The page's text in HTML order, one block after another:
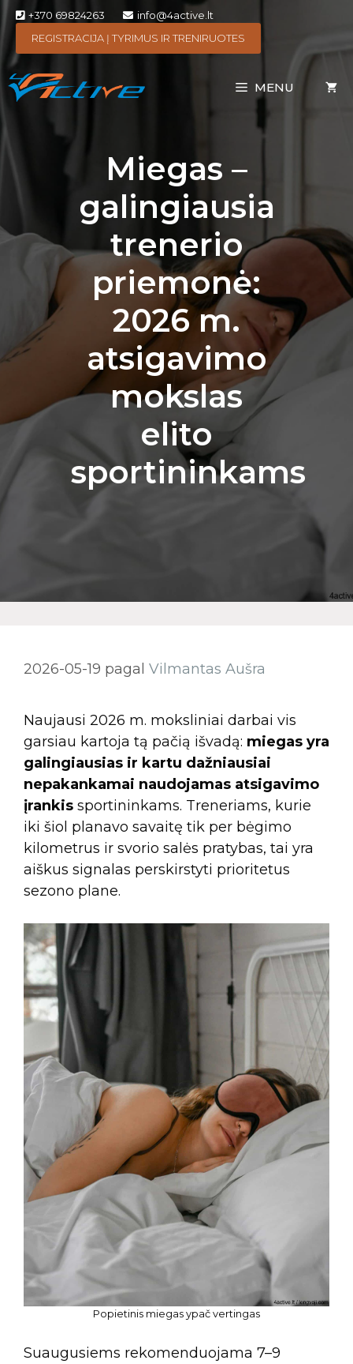
+370 69824263
info@4active.lt
REGISTRACIJA Į TYRIMUS IR TRENIRUOTES
MENU
Miegas –
galingiausia
trenerio
priemonė:
2026 m.
atsigavimo
mokslas
elito
sportininkams
2026-05-19 pagal Vilmantas Aušra
Naujausi 2026 m. moksliniai darbai vis
garsiau kartoja tą pačią išvadą: miegas yra
galingiausias ir kartu dažniausiai
nepakankamai naudojamas atsigavimo
įrankis sportininkams. Treneriams, kurie
iki šiol planavo savaitę tik per bėgimo
kilometrus ir svorio salės pratybas, tai yra
aiškus signalas perskirstyti prioritetus
sezono plane.
Popietinis miegas ypač vertingas
Suaugusiems rekomenduojama 7–9